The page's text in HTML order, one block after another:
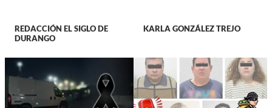
REDACCIÓN EL SIGLO DE
DURANGO
KARLA GONZÁLEZ TREJO